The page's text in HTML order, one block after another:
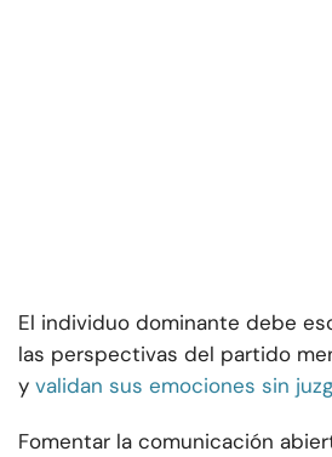
El individuo dominante debe
las perspectivas del partido
y validan sus emociones sin
Fomentar la comunicación